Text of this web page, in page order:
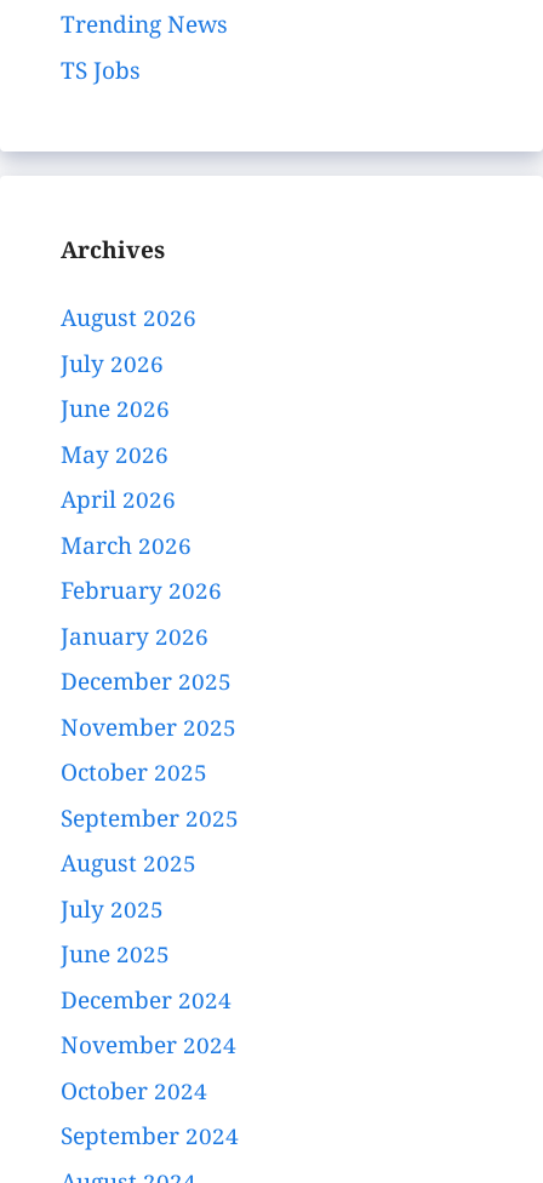
Trending News
TS Jobs
Archives
August 2026
July 2026
June 2026
May 2026
April 2026
March 2026
February 2026
January 2026
December 2025
November 2025
October 2025
September 2025
August 2025
July 2025
June 2025
December 2024
November 2024
October 2024
September 2024